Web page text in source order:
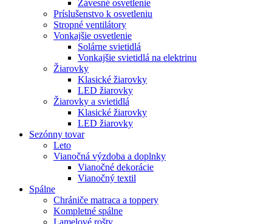
Závesné osvetlenie
Príslušenstvo k osvetleniu
Stropné ventilátory
Vonkajšie osvetlenie
Solárne svietidlá
Vonkajšie svietidlá na elektrinu
Žiarovky
Klasické žiarovky
LED žiarovky
Žiarovky a svietidlá
Klasické žiarovky
LED žiarovky
Sezónny tovar
Leto
Vianočná výzdoba a doplnky
Vianočné dekorácie
Vianočný textil
Spálne
Chrániče matraca a toppery
Kompletné spálne
Lamelové rošty